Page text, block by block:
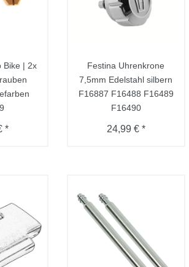
Bike | 2x
*
Festina Uhrenkrone
7,5mm Edelstahl silbern
F16887 F16488 F16489
F16490
24,99 € *